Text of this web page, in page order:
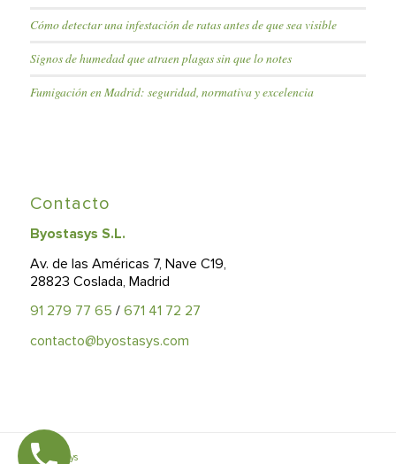
Cómo detectar una infestación de ratas antes de que sea visible
Signos de humedad que atraen plagas sin que lo notes
Fumigación en Madrid: seguridad, normativa y excelencia
Contacto
Byostasys S.L.
Av. de las Américas 7, Nave C19,
28823 Coslada, Madrid
91 279 77 65 / 671 41 72 27
contacto@byostasys.com
© Byostasys